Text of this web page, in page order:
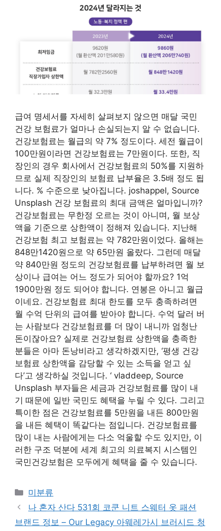
급여 명세서를 자세히 살펴보지 않으면 매달 국민
건강 보험료가 얼마나 손실되는지 알 수 없습니다.
건강보험료는 월급의 약 7% 정도이다. 세전 월급이
100만원이라면 건강보험료는 7만원이다. 또한, 직
장인의 경우 회사에서 건강보험료의 50%를 지원하
므로 실제 직장인의 보험료 납부율은 3.5배 정도 됩
니다. % 수준으로 낮아집니다. joshappel, Source
Unsplash 건강 보험료의 최대 금액은 얼마입니까?
건강보험료는 무한정 오르는 것이 아니며, 월 보상
액을 기준으로 상한액이 정해져 있습니다. 지난해
건강보험 최고 보험료는 약 782만원이었다. 올해는
848만1420원으로 약 65만원 올랐다. 그런데 매달
약 840만원 정도의 건강보험료를 납부하려면 월 보
상이나 급여는 어느 정도가 되어야 할까요? 1억
1900만원 정도 되어야 합니다. 연봉은 아니고 월급
이네요. 건강보험료 최대 한도를 모두 충족하려면
월 수억 단위의 급여를 받아야 합니다. 수억 달러 버
는 사람보다 건강보험료를 더 많이 내니까 엄청난
돈이잖아요? 실제로 건강보험료 상한액을 충족한
분들은 아마 돈낭비라고 생각하겠지만, ‘평생 건강
보험료 상한액을 감당할 수 있는 소득을 얻고 싶
다’고 생각하실 것입니다. ‘ vladdeep, Source
Unsplash 부자들은 세금과 건강보험료를 많이 내
기 때문에 일반 국민도 혜택을 누릴 수 있다. 그리고
특이한 점은 건강보험료를 5만원을 내든 800만원
을 내든 혜택이 똑같다는 점입니다. 건강보험료를
많이 내는 사람에게는 다소 억울할 수도 있지만, 이
러한 구조 덕분에 세계 최고의 의료복지 시스템인
국민건강보험은 모두에게 혜택을 줄 수 있습니다.
Categories
미분류
나 혼자 산다 531회 코쿤 니트 스웨터 옷 패션
브랜드 정보 – Our Legacy 아웨레가시 브러시드 청